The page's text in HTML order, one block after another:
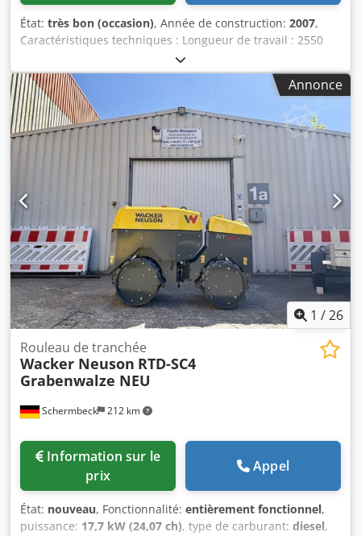
État: très bon (occasion), Année de construction: 2007,
Caractéristiques techniques : Longueur de travail : 2550
mm Puissance de pliage maximale pour le plus petit
diamètre : 12,0 mm Puissance de pliage à partir d’un
diamètre de 900 mm : 18 mm Angle de pliage : 10 / 12,0
mm Dkedpfxsztckis Anler Diamètre des rouleaux : 310 mm
Palier basculant hydraulique Puissance du moteur : 11 kW
Guide de pliage latéral Dispositif de maintien des tôles
Affichage numérique Dimensions (longueur x largeur x
hauteur) : environ 4200 x 1500 x 1650 mm Poids : environ
10 tonnes État : État général très bon, peu utilisé Le
vendeur ne saurait être tenu responsable des erreurs de
frappe ou de transmission de données. L’état de la
machine, tant sur le plan esthétique que technique et en
termes d’usure, est conforme à son âge ; les machines
d’occasion sont vendues sans aucune garantie.
Annonce
1 /26
Schermbeck 212 km
Rouleau de tranchée
Wacker Neuson RTD-SC4
Grabenwalze NEU
prix
Appel
État: nouveau, Fonctionnalité: entièrement fonctionnel,
puissance: 17,7 kW (24,07 ch), type de carburant: diesel,